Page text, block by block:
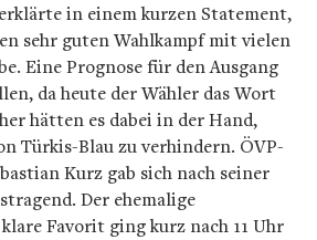
in einem kurzen Statement,
sehr guten Wahlkampf mit vielen
Eine Prognose für den Ausgang
da heute der Wähler das Wort
hätten es dabei in der Hand,
Türkis-Blau zu verhindern. ÖVP-
Kurz gab sich nach seiner
Der ehemalige
Favorit ging kurz nach 11 Uhr